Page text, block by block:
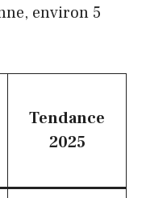
environ 5
Tendance
2025